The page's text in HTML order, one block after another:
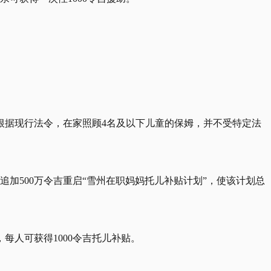
现行法令，在家照顾4名及以下儿童的保姆，并不受特定法
加500万令吉重启“雪州在职妈妈托儿补贴计划”，使该计划总
人可获得1000令吉托儿补贴。